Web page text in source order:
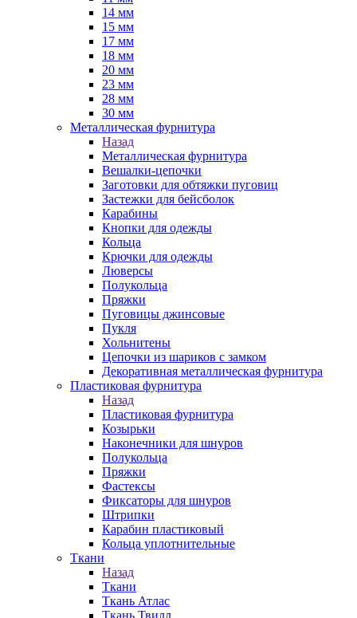
14 мм
15 мм
17 мм
18 мм
20 мм
23 мм
28 мм
30 мм
Металлическая фурнитура
Назад
Металлическая фурнитура
Вешалки-цепочки
Заготовки для обтяжки пуговиц
Застежки для бейсболок
Карабины
Кнопки для одежды
Кольца
Крючки для одежды
Люверсы
Полукольца
Пряжки
Пуговицы джинсовые
Пукля
Хольнитены
Цепочки из шариков с замком
Декоративная металлическая фурнитура
Пластиковая фурнитура
Назад
Пластиковая фурнитура
Козырьки
Наконечники для шнуров
Полукольца
Пряжки
Фастексы
Фиксаторы для шнуров
Штрипки
Карабин пластиковый
Кольца уплотнительные
Ткани
Назад
Ткани
Ткань Атлас
Ткань Твилл